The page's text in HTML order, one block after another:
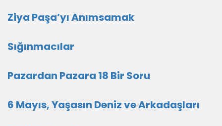
Ziya Paşa’yı Anımsamak
Sığınmacılar
Pazardan Pazara 18 Bir Soru
6 Mayıs, Yaşasın Deniz ve Arkadaşları